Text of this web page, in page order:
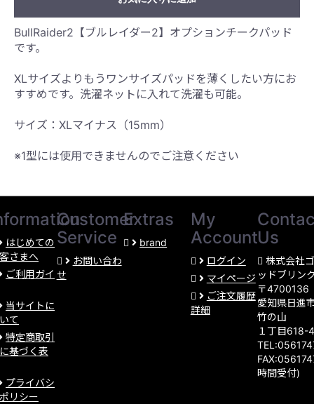
BullRaider2【ブルレイダー2】オプションチークパッド
です。
XLサイズよりもうワンサイズパッドを薄くしたい方にお
すすめです。洗濯ネットに入れて洗濯も可能。
サイズ：XLマイナス（15mm）
※1型には使用できませんのでご注意ください
はじめての
さまへ
ご利用ガイ
当サイトに
て
特定商取引
基づく表
プライバシ
リシー
Customer
Service
お問い合わ
せ
Extras
brand
My
Account
ログイン
マイページ
ご注文履歴
詳細
Us
株式会社
ッドブリン
〒4700136
愛知県日進
竹の山
１丁目618-
時間受付)